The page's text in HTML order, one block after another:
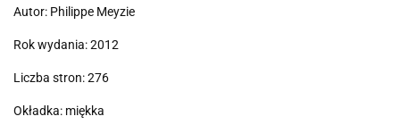
Autor: Philippe Meyzie
Rok wydania: 2012
Liczba stron: 276
Okładka: miękka